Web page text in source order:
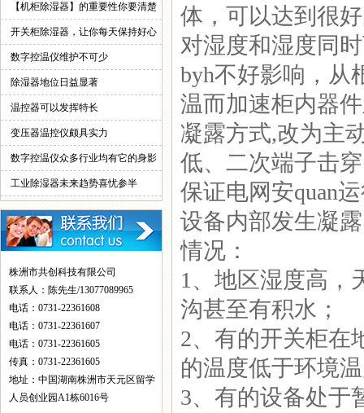
【机柜除湿器】的重要性你要清楚
开关柜除湿器，让你每天保持好心
情！
数字控温仪维护不可少
除湿器地位日益显著
温控器可以发挥特长
变压器温控仪颇具实力
数字控温仪众多行业均有它的身影
工业除湿器未来趋势喜忧参半
株洲市共创科技有限公司
联系人：陈先生/13077089965
电话：0731-22361608
电话：0731-22361607
电话：0731-22361605
传真：0731-22361605
地址：中国湖南株洲市天元区留学
人员创业园A1栋6016号
体，可以达到很
对湿度和湿度同
byh不好影响，从
温而加速柜内器
凝露方式,改为主
低、二次端子击
保证电网安quan
设备内部发生凝
情况：
1、地区湿度高，
沟甚至有积水；
2、有的开关柜在
的温度低于环境
3、有的设备处于